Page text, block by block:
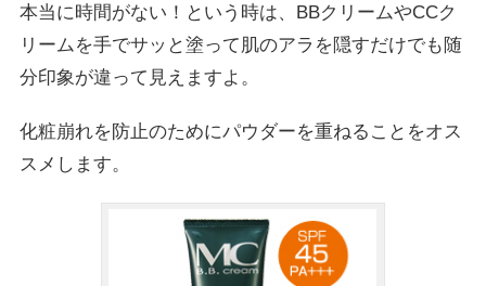
本当に時間がない！という時は、BBクリームやCCク
リームを手でサッと塗って肌のアラを隠すだけでも随
分印象が違って見えますよ。
化粧崩れを防止のためにパウダーを重ねることをオス
スメします。